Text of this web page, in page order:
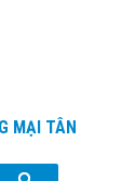
MẠI TÂN